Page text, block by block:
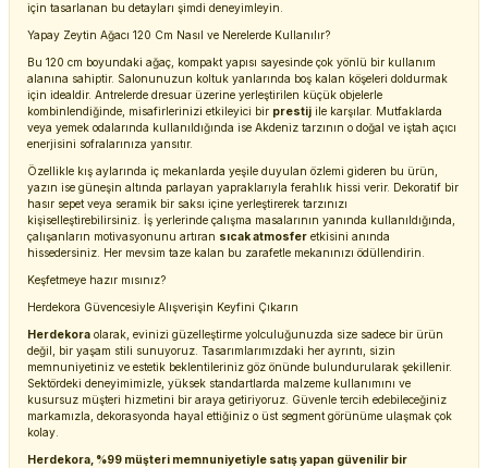
için tasarlanan bu detayları şimdi deneyimleyin.
Yapay Zeytin Ağacı 120 Cm Nasıl ve Nerelerde Kullanılır?
Bu 120 cm boyundaki ağaç, kompakt yapısı sayesinde çok yönlü bir kullanım
alanına sahiptir. Salonunuzun koltuk yanlarında boş kalan köşeleri doldurmak
için idealdir. Antrelerde dresuar üzerine yerleştirilen küçük objelerle
kombinlendiğinde, misafirlerinizi etkileyici bir prestij ile karşılar. Mutfaklarda
veya yemek odalarında kullanıldığında ise Akdeniz tarzının o doğal ve iştah açıcı
enerjisini sofralarınıza yansıtır.
Özellikle kış aylarında iç mekanlarda yeşile duyulan özlemi gideren bu ürün,
yazın ise güneşin altında parlayan yapraklarıyla ferahlık hissi verir. Dekoratif bir
hasır sepet veya seramik bir saksı içine yerleştirerek tarzınızı
kişiselleştirebilirsiniz. İş yerlerinde çalışma masalarının yanında kullanıldığında,
çalışanların motivasyonunu artıran sıcak atmosfer etkisini anında
hissedersiniz. Her mevsim taze kalan bu zarafetle mekanınızı ödüllendirin.
Keşfetmeye hazır mısınız?
Herdekora Güvencesiyle Alışverişin Keyfini Çıkarın
Herdekora olarak, evinizi güzelleştirme yolculuğunuzda size sadece bir ürün
değil, bir yaşam stili sunuyoruz. Tasarımlarımızdaki her ayrıntı, sizin
memnuniyetiniz ve estetik beklentileriniz göz önünde bulundurularak şekillenir.
Sektördeki deneyimimizle, yüksek standartlarda malzeme kullanımını ve
kusursuz müşteri hizmetini bir araya getiriyoruz. Güvenle tercih edebileceğiniz
markamızla, dekorasyonda hayal ettiğiniz o üst segment görünüme ulaşmak çok
kolay.
Herdekora, %99 müşteri memnuniyetiyle satış yapan güvenilir bir